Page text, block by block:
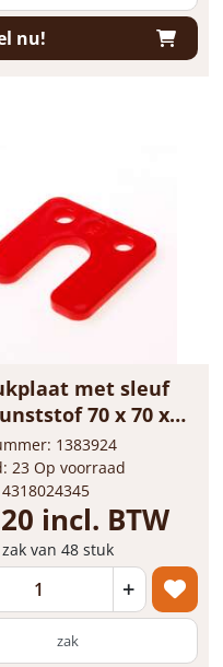
nu!
met sleuf
70 x 70 x
1383924
23 Op voorraad
incl. BTW
van 48 stuk
+
zak